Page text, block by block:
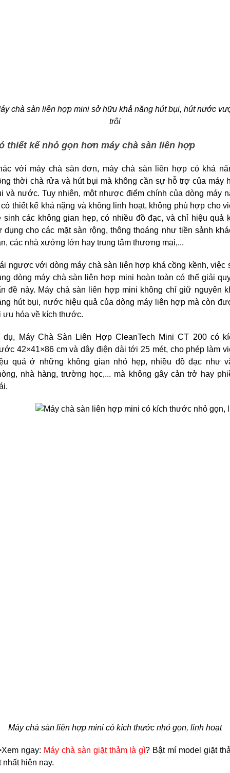
chà sàn liên hợp mini sở hữu khả năng hút bụi, hút nước
trội
thiết kế nhỏ gọn hơn máy chà sàn liên hợp
với máy chà sàn đơn, máy chà sàn liên hợp có khả
thời chà rửa và hút bụi mà không cần sự hỗ trợ của máy
và nước. Tuy nhiên, một nhược điểm chính của dòng máy
thiết kế khá nặng và không linh hoạt, không phù hợp cho
sinh các không gian hẹp, có nhiều đồ đạc, và chỉ hiệu quả
dụng cho các mặt sàn rộng, thông thoáng như tiền sảnh
các nhà xưởng lớn hay trung tâm thương mại,...
ngược với dòng máy chà sàn liên hợp khá cồng kềnh, việc
dòng máy chà sàn liên hợp mini hoàn toàn có thể giải
đề này. Máy chà sàn liên hợp mini không chỉ giữ nguyên
hút bụi, nước hiệu quả của dòng máy liên hợp mà còn
ưu hóa về kích thước.
dụ, Máy Chà Sàn Liên Hợp CleanTech Mini CT 200 có
42×41×86 cm và dây điện dài tới 25 mét, cho phép làm
quả ở những không gian nhỏ hẹp, nhiều đồ đạc như
nhà hàng, trường học,... mà không gây cản trở hay
Máy chà sàn liên hợp mini có kích thước nhỏ gọn, linh hoạt
ngay: Máy chà sàn giặt thảm là gì? Bật mí model giặt
nhất hiện nay.